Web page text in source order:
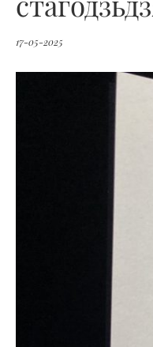
17-05-2025